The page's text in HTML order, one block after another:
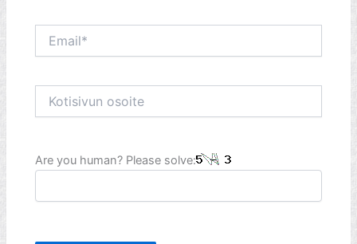
osoite
Are you human? Please solve: